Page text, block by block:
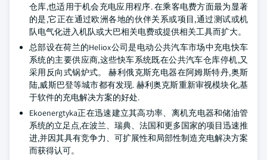
仓库,也适用于机会充电应用程序. 在乘客电费方面最为显著
的是,它正在通过欧洲各地的伙伴关系或项目,通过测试或机
队电气化进入机队或大巴相关电费或提供相关工具而扩大。
总部设在荷兰的Heliox公司是电动公共汽车市场中充电快车
系统的主要供应商,这些快车系统既在公共汽车仓库停机,又
采用反向式锅炉式。 赫利俄克斯充电器在阿姆斯特丹,奥斯
陆,威斯巴登等城市都有发现. 赫利奥克斯重新审视模块化,基
于软件的充电解决方案的好处.
Ekoenergtyka正在迅速建立其高功率、离机充电器和储油管
系统的立足点,在波兰、瑞典、法国和更多国家的项目迅速推
进,并因其具有竞争力、可扩展性和局部性制造充电解决方案
而获得认可。